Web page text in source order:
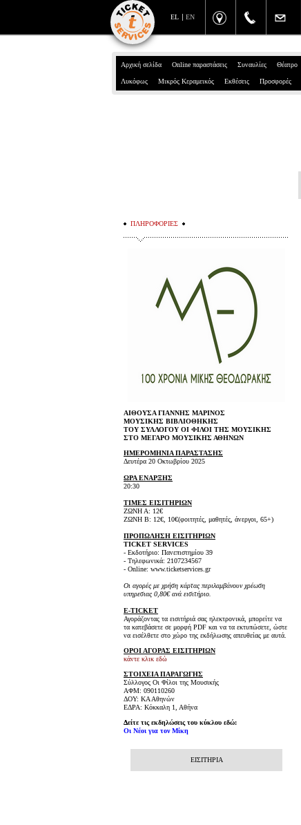
EN
EL
Αρχική σελίδα Online παραστάσεις Συναυλίες Θέατρο
Λυκόφως Μικρός Κεραμεικός Εκθέσεις Προσφορές
ΠΛΗΡΟΦΟΡΙΕΣ
ΑΙΘΟΥΣΑ ΓΙΑΝΝΗΣ ΜΑΡΙΝΟΣ
ΜΟΥΣΙΚΗΣ ΒΙΒΛΙΟΘΗΚΗΣ
ΤΟΥ ΣΥΛΛΟΓΟΥ ΟΙ ΦΙΛΟΙ ΤΗΣ ΜΟΥΣΙΚΗΣ
ΣΤΟ ΜΕΓΑΡΟ ΜΟΥΣΙΚΗΣ ΑΘΗΝΩΝ
ΗΜΕΡΟΜΗΝΙΑ ΠΑΡΑΣΤΑΣHΣ
Δευτέρα 20 Οκτωβρίου 2025
ΩΡΑ ΕΝΑΡΞΗΣ
20:30
ΤΙΜΕΣ ΕΙΣΙΤΗΡΙΩΝ
ΖΩΝΗ Α: 12€
ΖΩΝΗ Β: 12€, 10€(φοιτητές, μαθητές, άνεργοι, 65+)
ΠΡΟΠΩΛΗΣΗ ΕΙΣΙΤΗΡΙΩΝ
TICKET SERVICES
- Εκδοτήριο: Πανεπιστημίου 39
- Τηλεφωνικά: 2107234567
- Online: www.ticketservices.gr
Οι αγορές με χρήση κάρτας περιλαμβάνουν χρέωση
υπηρεσιας 0,80€ ανά εισιτήριο.
E-TICKET
Αγοράζοντας τα εισιτήριά σας ηλεκτρονικά, μπορείτε να
τα κατεβάσετε σε μορφή PDF και να τα εκτυπώσετε, ώστε
να εισέλθετε στο χώρο της εκδήλωσης απευθείας με αυτά.
ΟΡΟΙ ΑΓΟΡΑΣ ΕΙΣΙΤΗΡΙΩΝ
κάντε κλικ εδώ
ΣΤΟΙΧΕΙΑ ΠΑΡΑΓΩΓΗΣ
Σύλλογος Οι Φίλοι της Μουσικής
ΑΦΜ: 090110260
ΔΟΥ: ΚΑ Αθηνών
ΕΔΡΑ: Κόκκαλη 1, Αθήνα
Δείτε τις εκδηλώσεις του κύκλου εδώ:
Οι Νέοι για τον Μίκη
ΕΙΣΙΤΗΡΙΑ